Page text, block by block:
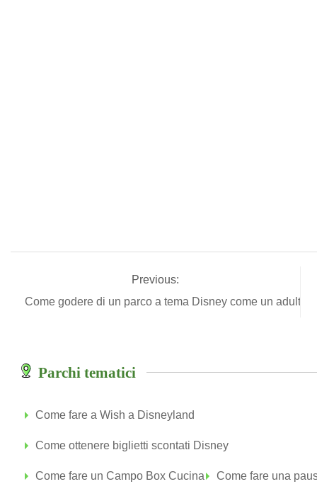
Previous:
Come godere di un parco a tema Disney come un adulto
Parchi tematici
Come fare a Wish a Disneyland
Come ottenere biglietti scontati Disney
Come fare un Campo Box Cucina Come fare una